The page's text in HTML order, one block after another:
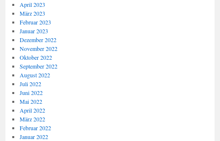
April 2023
März 2023
Februar 2023
Januar 2023
Dezember 2022
November 2022
Oktober 2022
September 2022
August 2022
Juli 2022
Juni 2022
Mai 2022
April 2022
März 2022
Februar 2022
Januar 2022